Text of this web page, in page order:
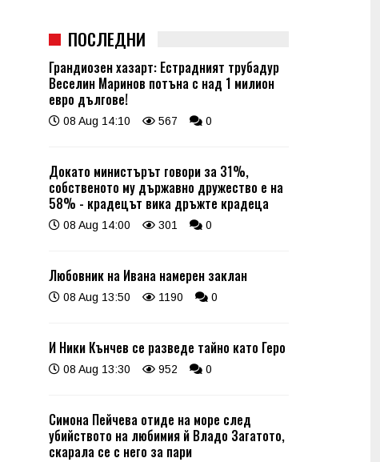
ПОСЛЕДНИ
Грандиозен хазарт: Естрадният трубадур
Веселин Маринов потъна с над 1 милион
евро дългове!
08 Aug 14:10 567 0
Докато министърът говори за 31%,
собственото му държавно дружество е на
58% - крадецът вика дръжте крадеца
08 Aug 14:00 301 0
Любовник на Ивана намерен заклан
08 Aug 13:50 1190 0
И Ники Кънчев се разведе тайно като Геро
08 Aug 13:30 952 0
Симона Пейчева отиде на море след
убийството на любимия й Владо Загатото,
скарала се с него за пари